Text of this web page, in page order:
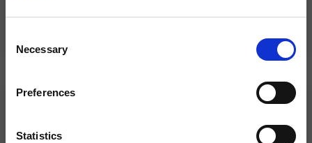
Selection
Necessary
Preferences
Statistics
45,00 €